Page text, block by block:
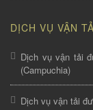
DỊCH VỤ VẬN
Dịch vụ vận tải
(Campuchia)
Dịch vụ vận tải